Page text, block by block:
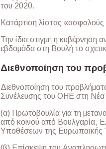
του 2020.
Κατάρτιση λίστας
Την ίδια στιγμή η κυβέρνηση
εβδομάδα στη Βουλή το
Διεθνοποίηση του
Διεθνοποίηση του
Συνέλευσης του ΟΗΕ στη Νέα
(α) Πρωτοβουλία για τη
από κοινού από Βουλγαρία,
Υποθέσεων της Ευρωπαϊκής